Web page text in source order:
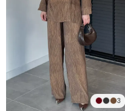
3
İndirimli Ürün